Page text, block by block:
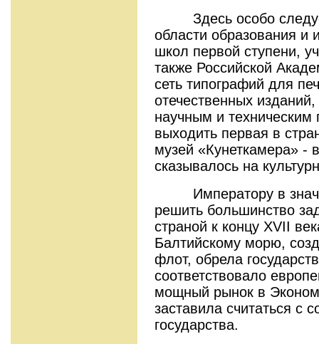
Здесь особо
области образования и
школ первой ступени,
также Российской
сеть типографий для
отечественных
научным и
выходить первая в
музей «Кунеткамера» -
сказывалось на
Императору в
решить большинство
страной к концу ХVII
Балтийскому морю,
флот, обрела
соответствовало
мощный рынок в
заставила считаться с
государства.